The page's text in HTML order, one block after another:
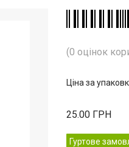
(0 оцінок
Ціна за
25.00 ГРН
Гуртове